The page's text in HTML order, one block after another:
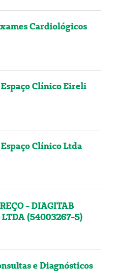
Cardiológicos
Clínico Eireli
Clínico Ltda
- DIAGITAB
LTDA (54003267-5)
e Diagnósticos